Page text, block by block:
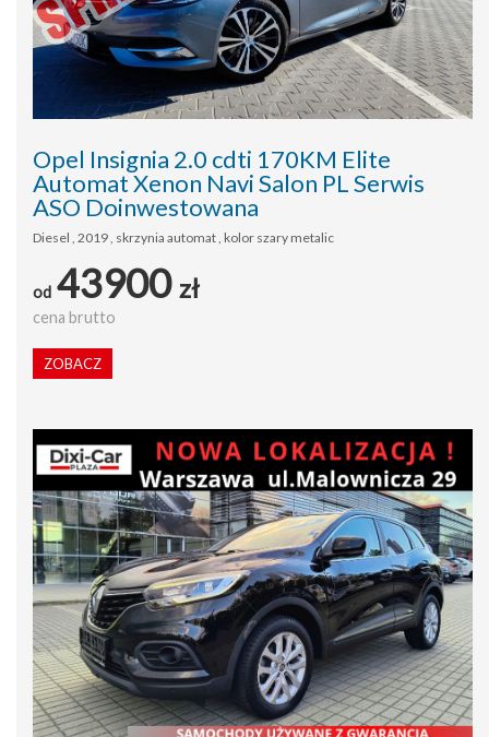
Opel Insignia 2.0 cdti 170KM Elite
Automat Xenon Navi Salon PL Serwis
ASO Doinwestowana
Diesel , 2019 , skrzynia automat , kolor szary metalic
od 43900 zł
cena brutto
ZOBACZ